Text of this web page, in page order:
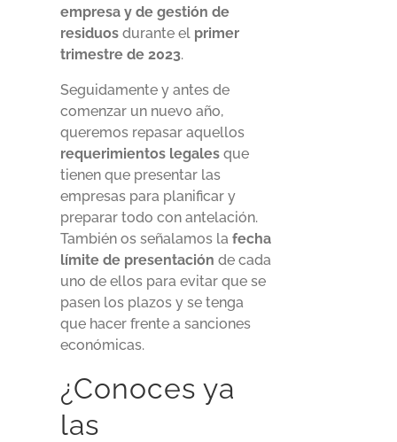
empresa y de gestión de
residuosdurante el primer
trimestre de 2023.
Seguidamente y antes de
comenzar un nuevo año,
queremos repasar aquellos
requerimientos legalesque
tienen que presentar las
empresas para planificar y
preparar todo con antelación.
También os señalamos la fecha
límite de presentación de cada
uno de ellos para evitar que se
pasen los plazos y se tenga
que hacer frente a sanciones
económicas.
¿Conoces ya
las